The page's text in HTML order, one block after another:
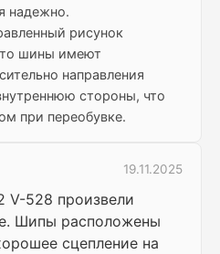
надежно.
рисунок
шины имеют
направления
стороны, что
при переобувке.
19.11.2025
528 произвели
Шипы расположены
сцепление на